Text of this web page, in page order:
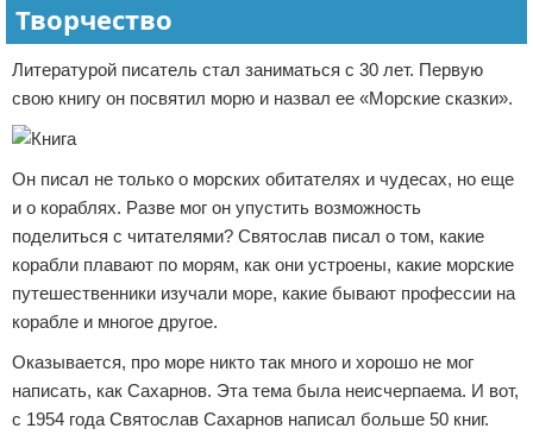
Творчество
Литературой писатель стал заниматься с 30 лет. Первую
свою книгу он посвятил морю и назвал ее «Морские сказки».
Он писал не только о морских обитателях и чудесах, но еще
и о кораблях. Разве мог он упустить возможность
поделиться с читателями? Святослав писал о том, какие
корабли плавают по морям, как они устроены, какие морские
путешественники изучали море, какие бывают профессии на
корабле и многое другое.
Оказывается, про море никто так много и хорошо не мог
написать, как Сахарнов. Эта тема была неисчерпаема. И вот,
с 1954 года Святослав Сахарнов написал больше 50 книг.